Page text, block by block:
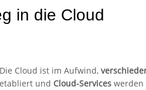
in die Cloud
Die Cloud ist im Aufwind,
etabliert und Cloud-Services werden